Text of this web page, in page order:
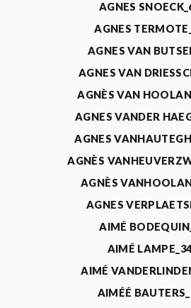
AGNES
AGNES
AGNES VAN
AGNES VAN
AGNÈS VAN
AGNES VANDER
AGNES
AGNÈS
AGNÈS
AGNES
AIMÉ
AIMÉ
AIMÉ
AIMÉÉ